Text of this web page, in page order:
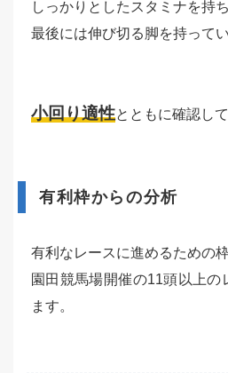
しっかりとしたスタミナを持ち
最後には伸び切る脚を持って
小回り適性とともに確認し
有利枠からの分析
有利なレースに進めるための
園田競馬場開催の11頭以上の
ます。